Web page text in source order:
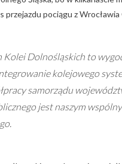
przejazdu pociągu z
Kolei Dolnośląskich to
kolejowego
samorządu
jest naszym